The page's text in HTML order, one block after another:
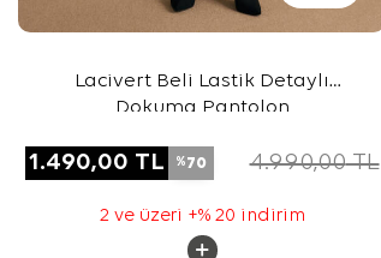
Lacivert Beli Lastik Detaylı
Dokuma Pantolon
1.490,00 TL %70 4.990,00TL
2 ve üzeri +% 20 indirim